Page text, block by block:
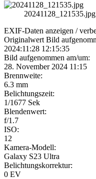
EXIF-Daten anzeigen /
Originalwert Bild
2024:11:28 12:15:35
Bild aufgenommen am/um:
28. November 2024 11:15
Brennweite:
6.3 mm
Belichtungszeit:
1/1677 Sek
Blendenwert:
f/1.7
ISO:
12
Kamera-Modell:
Galaxy S23 Ultra
Belichtungskorrektur:
0 EV